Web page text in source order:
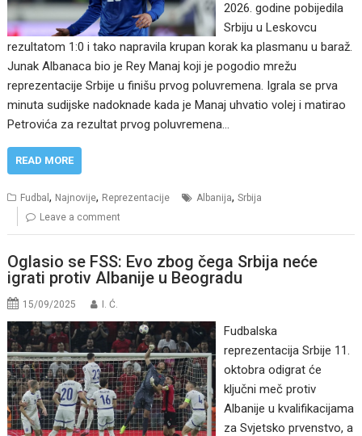
2026. godine pobijedila
Srbiju u Leskovcu
rezultatom 1:0 i tako napravila krupan korak ka plasmanu u baraž.
Junak Albanaca bio je Rey Manaj koji je pogodio mrežu
reprezentacije Srbije u finišu prvog poluvremena. Igrala se prva
minuta sudijske nadoknade kada je Manaj uhvatio volej i matirao
Petrovića za rezultat prvog poluvremena…
READ MORE
Fudbal, Najnovije, Reprezentacije Albanija,Srbija
Leave a comment
Oglasio se FSS: Evo zbog čega Srbija neće
igrati protiv Albanije u Beogradu
15/09/2025 I. Ć.
Fudbalska
reprezentacija Srbije 11.
oktobra odigrat će
ključni meč protiv
Albanije u kvalifikacijama
za Svjetsko prvenstvo, a